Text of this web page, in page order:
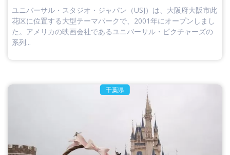
ユニバーサル・スタジオ・ジャパン（USJ）は、大阪府大阪市此
花区に位置する大型テーマパークで、2001年にオープンしまし
た。アメリカの映画会社であるユニバーサル・ピクチャーズの
系列...
千葉県